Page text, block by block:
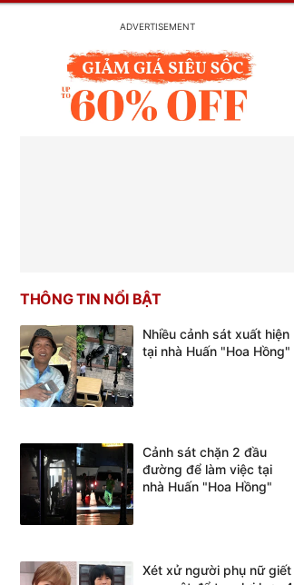
THÔNG TIN NỔI BẬT
Nhiều cảnh sát xuất hiện
tại nhà Huấn "Hoa Hồng"
Cảnh sát chặn 2 đầu
đường để làm việc tại
nhà Huấn "Hoa Hồng"
Xét xử người phụ nữ giết